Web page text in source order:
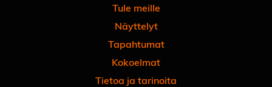
Tule meille
Näyttelyt
Tapahtumat
Kokoelmat
Tietoa ja tarinoita